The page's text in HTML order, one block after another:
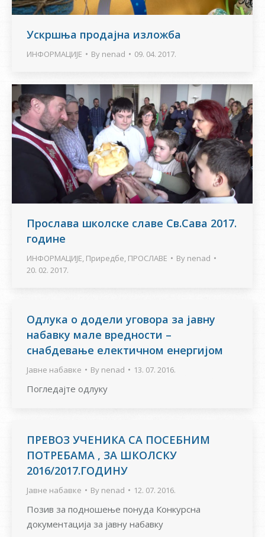
Ускршња продајна изложба
ИНФОРМАЦИЈЕ By nenad 09. 04. 2017.
Прослава школске славе Св.Сава 2017.
године
ИНФОРМАЦИЈЕ, Приредбе, ПРОСЛАВЕ By nenad
20. 02. 2017.
Одлука о додели уговора за јавну
набавку мале вредности –
снабдевање електичном енергијом
Јавне набавке By nenad 13. 07. 2016.
Погледајте одлуку
ПРЕВОЗ УЧЕНИКА СА ПОСЕБНИМ
ПОТРЕБАМА , ЗА ШКОЛСКУ
2016/2017.ГОДИНУ
Јавне набавке By nenad 12. 07. 2016.
Позив за подношење понуда Конкурсна
документација за јавну набавку